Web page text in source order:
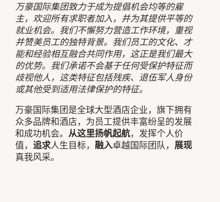
万豪国际集团致力于成为提倡机会均等的雇
主，欢迎所有求职者加入，并为其提供平等的
就业机会。我们不懈努力营造工作环境，重视
并赞美员工的独特背景。我们员工的文化、才
能和经验相互融合共同作用，这正是我们最大
的优势。我们承诺不会基于任何受保护特征而
歧视他人，这类特征包括残疾、退伍军人身份
或其他受到适用法律保护的特征。
万豪国际集团是全球大型酒店企业，旗下拥有
众多品牌和酒店，为员工提供丰富纷呈的发展
和成功机会。从这里扬帆起航，发挥个人价
值，追求人生目标， 融入卓越国际团队， 展现
真我风采。